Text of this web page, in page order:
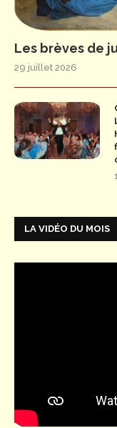
Les brèves de
29 juillet 2026
LA VIDÉO DU MOIS